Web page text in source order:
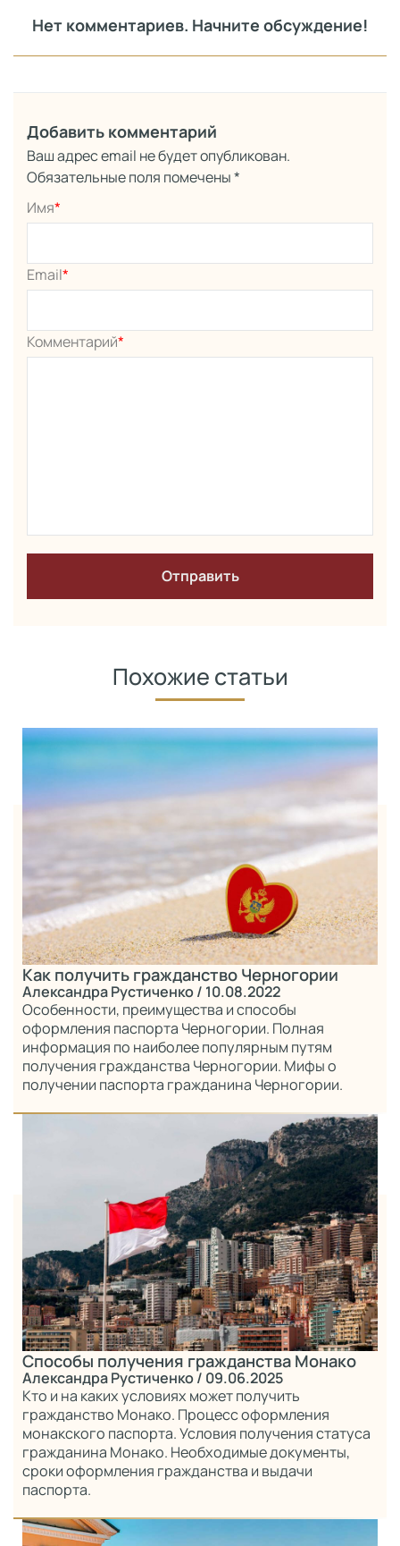
Нет комментариев. Начните обсуждение!
Добавить комментарий
Ваш адрес email не будет опубликован.
Обязательные поля помечены*
Имя*
Email*
Комментарий*
Похожие статьи
Как получить гражданство Черногории
Александра Рустиченко/ 10.08.2022
Особенности, преимущества и способы
оформления паспорта Черногории. Полная
информация по наиболее популярным путям
получения гражданства Черногории. Мифы о
получении паспорта гражданина Черногории.
Способы получения гражданства Монако
Александра Рустиченко/ 09.06.2025
Кто и на каких условиях может получить
гражданство Монако. Процесс оформления
монакского паспорта. Условия получения статуса
гражданина Монако. Необходимые документы,
сроки оформления гражданства и выдачи
паспорта.